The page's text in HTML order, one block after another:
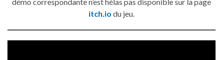
itch.io du jeu.